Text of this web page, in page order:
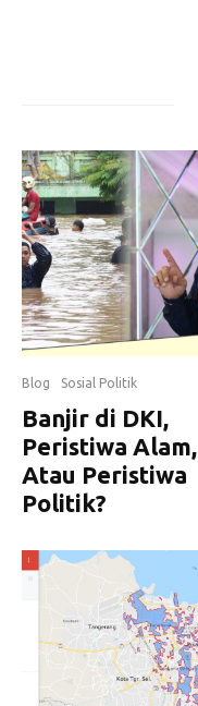
Blog Sosial Politik
Banjir di DKI,
Peristiwa Alam,
Atau Peristiwa
Politik?